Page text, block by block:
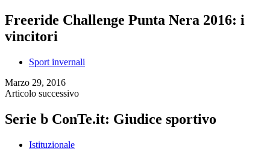
Freeride Challenge Punta Nera 2016: i
vincitori
Sport invernali
Marzo 29, 2016
Articolo successivo
Serie b ConTe.it: Giudice sportivo
Istituzionale